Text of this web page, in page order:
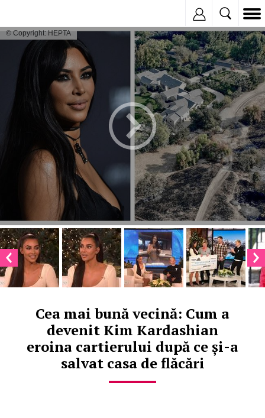
© Copyright: HEPTA
Cea mai bună vecină: Cum a
devenit Kim Kardashian
eroina cartierului după ce și-a
salvat casa de flăcări